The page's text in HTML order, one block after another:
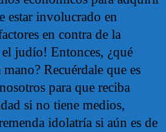
estar involucrado en
en contra de la
judío! Entonces, ¿qué
Recuérdale que es
para que reciba
si no tiene medios,
idolatría si aún es de